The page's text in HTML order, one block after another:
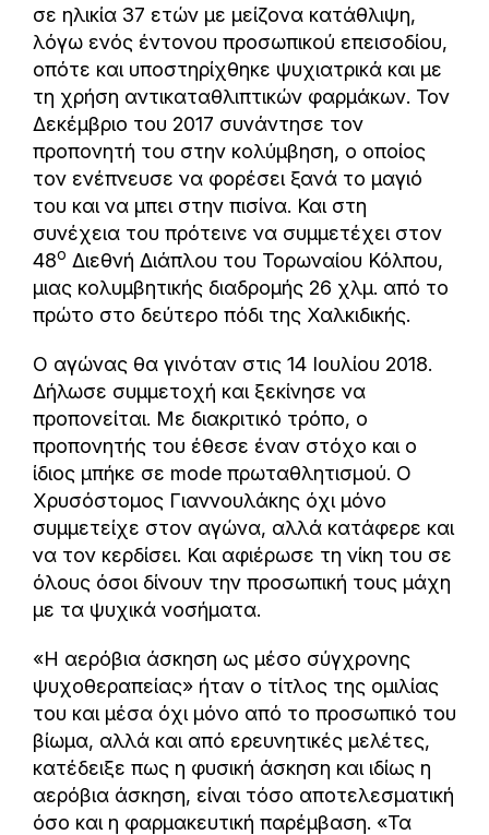
σε ηλικία 37 ετών με μείζονα κατάθλιψη,
λόγω ενός έντονου προσωπικού επεισοδίου,
οπότε και υποστηρίχθηκε ψυχιατρικά και με
τη χρήση αντικαταθλιπτικών φαρμάκων. Τον
Δεκέμβριο του 2017 συνάντησε τον
προπονητή του στην κολύμβηση, ο οποίος
τον ενέπνευσε να φορέσει ξανά το μαγιό
του και να μπει στην πισίνα. Και στη
συνέχεια του πρότεινε να συμμετέχει στον
48ο Διεθνή Διάπλου του Τορωναίου Κόλπου,
μιας κολυμβητικής διαδρομής 26 χλμ. από το
πρώτο στο δεύτερο πόδι της Χαλκιδικής.
Ο αγώνας θα γινόταν στις 14 Ιουλίου 2018.
Δήλωσε συμμετοχή και ξεκίνησε να
προπονείται. Με διακριτικό τρόπο, ο
προπονητής του έθεσε έναν στόχο και ο
ίδιος μπήκε σε mode πρωταθλητισμού. Ο
Χρυσόστομος Γιαννουλάκης όχι μόνο
συμμετείχε στον αγώνα, αλλά κατάφερε και
να τον κερδίσει. Και αφιέρωσε τη νίκη του σε
όλους όσοι δίνουν την προσωπική τους μάχη
με τα ψυχικά νοσήματα.
«H αερόβια άσκηση ως μέσο σύγχρονης
ψυχοθεραπείας» ήταν ο τίτλος της ομιλίας
του και μέσα όχι μόνο από το προσωπικό του
βίωμα, αλλά και από ερευνητικές μελέτες,
κατέδειξε πως η φυσική άσκηση και ιδίως η
αερόβια άσκηση, είναι τόσο αποτελεσματική
όσο και η φαρμακευτική παρέμβαση. «Τα